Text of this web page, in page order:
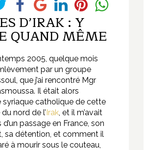
D’IRAK : Y
QUAND MÊME
2005, quelque mois
par un groupe
que j’ai rencontré Mgr
Il était alors
syriaque catholique de cette
nord de l’Irak , et il m’avait
passage en France, son
sa détention, et comment il
à mourir sous le couteau,